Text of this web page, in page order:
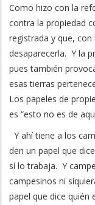
Como hizo con la
contra la propiedad
registrada y que,
desaparecerla. Y la
pues también
esas tierras
Los papeles de
es “esto no es de
Y ahí tiene a los
den un papel que
sí lo trabaja. Y
campesinos ni
papel que dice quién